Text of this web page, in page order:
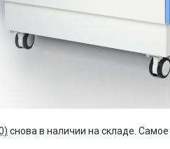
снова в наличии на складе.